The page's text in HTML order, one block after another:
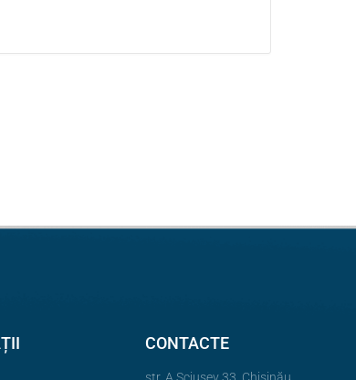
CONTACTE